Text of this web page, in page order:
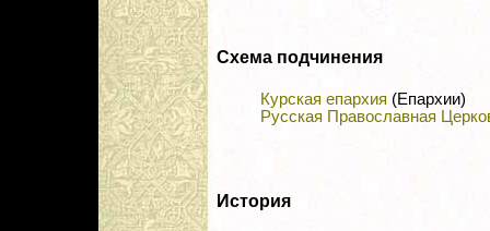
Схема подчинения
Курская епархия (Епархии)
Русская Православная
История